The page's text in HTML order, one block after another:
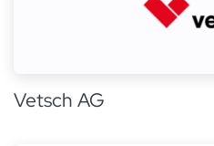
Vetsch AG